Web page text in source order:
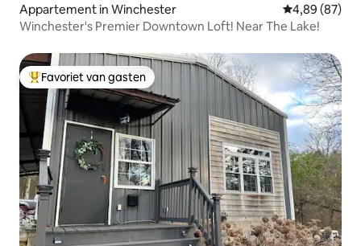
Appartement in Winchester Gemiddelde
4,89 (87)
Winchester's Premier Downtown Loft! Near The Lake!
Topfavoriet van gasten
Favoriet van gasten